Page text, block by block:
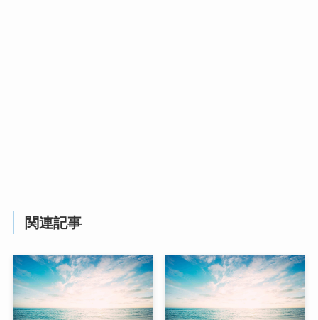
関連記事